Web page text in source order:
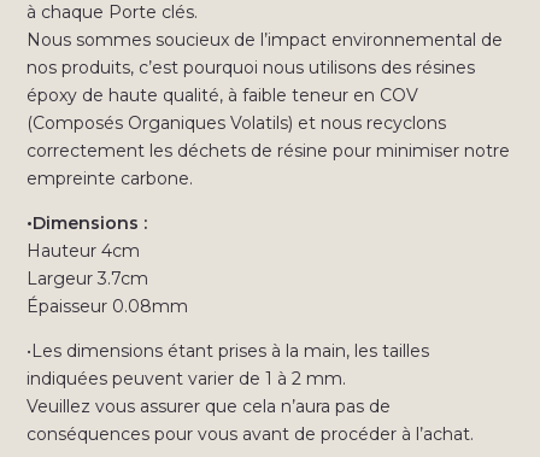
à chaque Porte clés.
Nous sommes soucieux de l’impact environnemental de
nos produits, c’est pourquoi nous utilisons des résines
époxy de haute qualité, à faible teneur en COV
(Composés Organiques Volatils) et nous recyclons
correctement les déchets de résine pour minimiser notre
empreinte carbone.
•Dimensions :
Hauteur 4cm
Largeur 3.7cm
Épaisseur 0.08mm
•Les dimensions étant prises à la main, les tailles
indiquées peuvent varier de 1 à 2 mm.
Veuillez vous assurer que cela n’aura pas de
conséquences pour vous avant de procéder à l’achat.